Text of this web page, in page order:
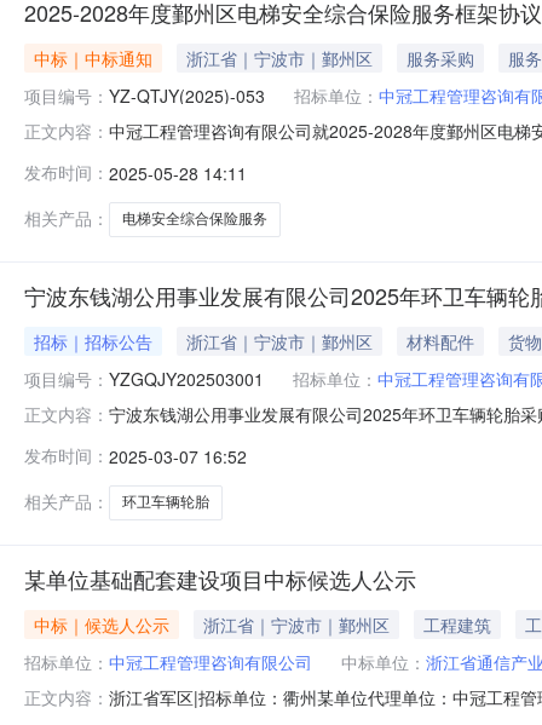
2025-2028年度鄞州区电梯安全综合保险服务框架协
中标｜中标通知 浙江省｜宁波市｜鄞州区 服务采购
服务
项目编号： YZ-QTJY(2025)-053 招标单位： 中冠工程管理咨询有
正文内容： 中冠工程管理咨询有限公司就2025-2028年度鄞州区电
限：2025年05月28日-2025年06月02日六、公示内容：
发布时间： 2025-05-28 14:11
相关产品：
电梯安全综合保险服务
宁波东钱湖公用事业发展有限公司2025年环卫车辆
招标｜招标公告 浙江省｜宁波市｜鄞州区 材料配件
货物
项目编号： YZGQJY202503001 招标单位： 中冠工程管理咨询有
正文内容： 宁波东钱湖公用事业发展有限公司2025年环卫车辆轮胎
体交货期为甲方通知后3天内完成供货联系电话
发布时间： 2025-03-07 16:52
相关产品：
环卫车辆轮胎
某单位基础配套建设项目中标候选人公示
中标｜候选人公示 浙江省｜宁波市｜鄞州区 工程建筑
招标单位： 中冠工程管理咨询有限公司 中标单位： 浙江省通信产
正文内容： 浙江省军区|招标单位：衢州某单位代理单位：中冠工程